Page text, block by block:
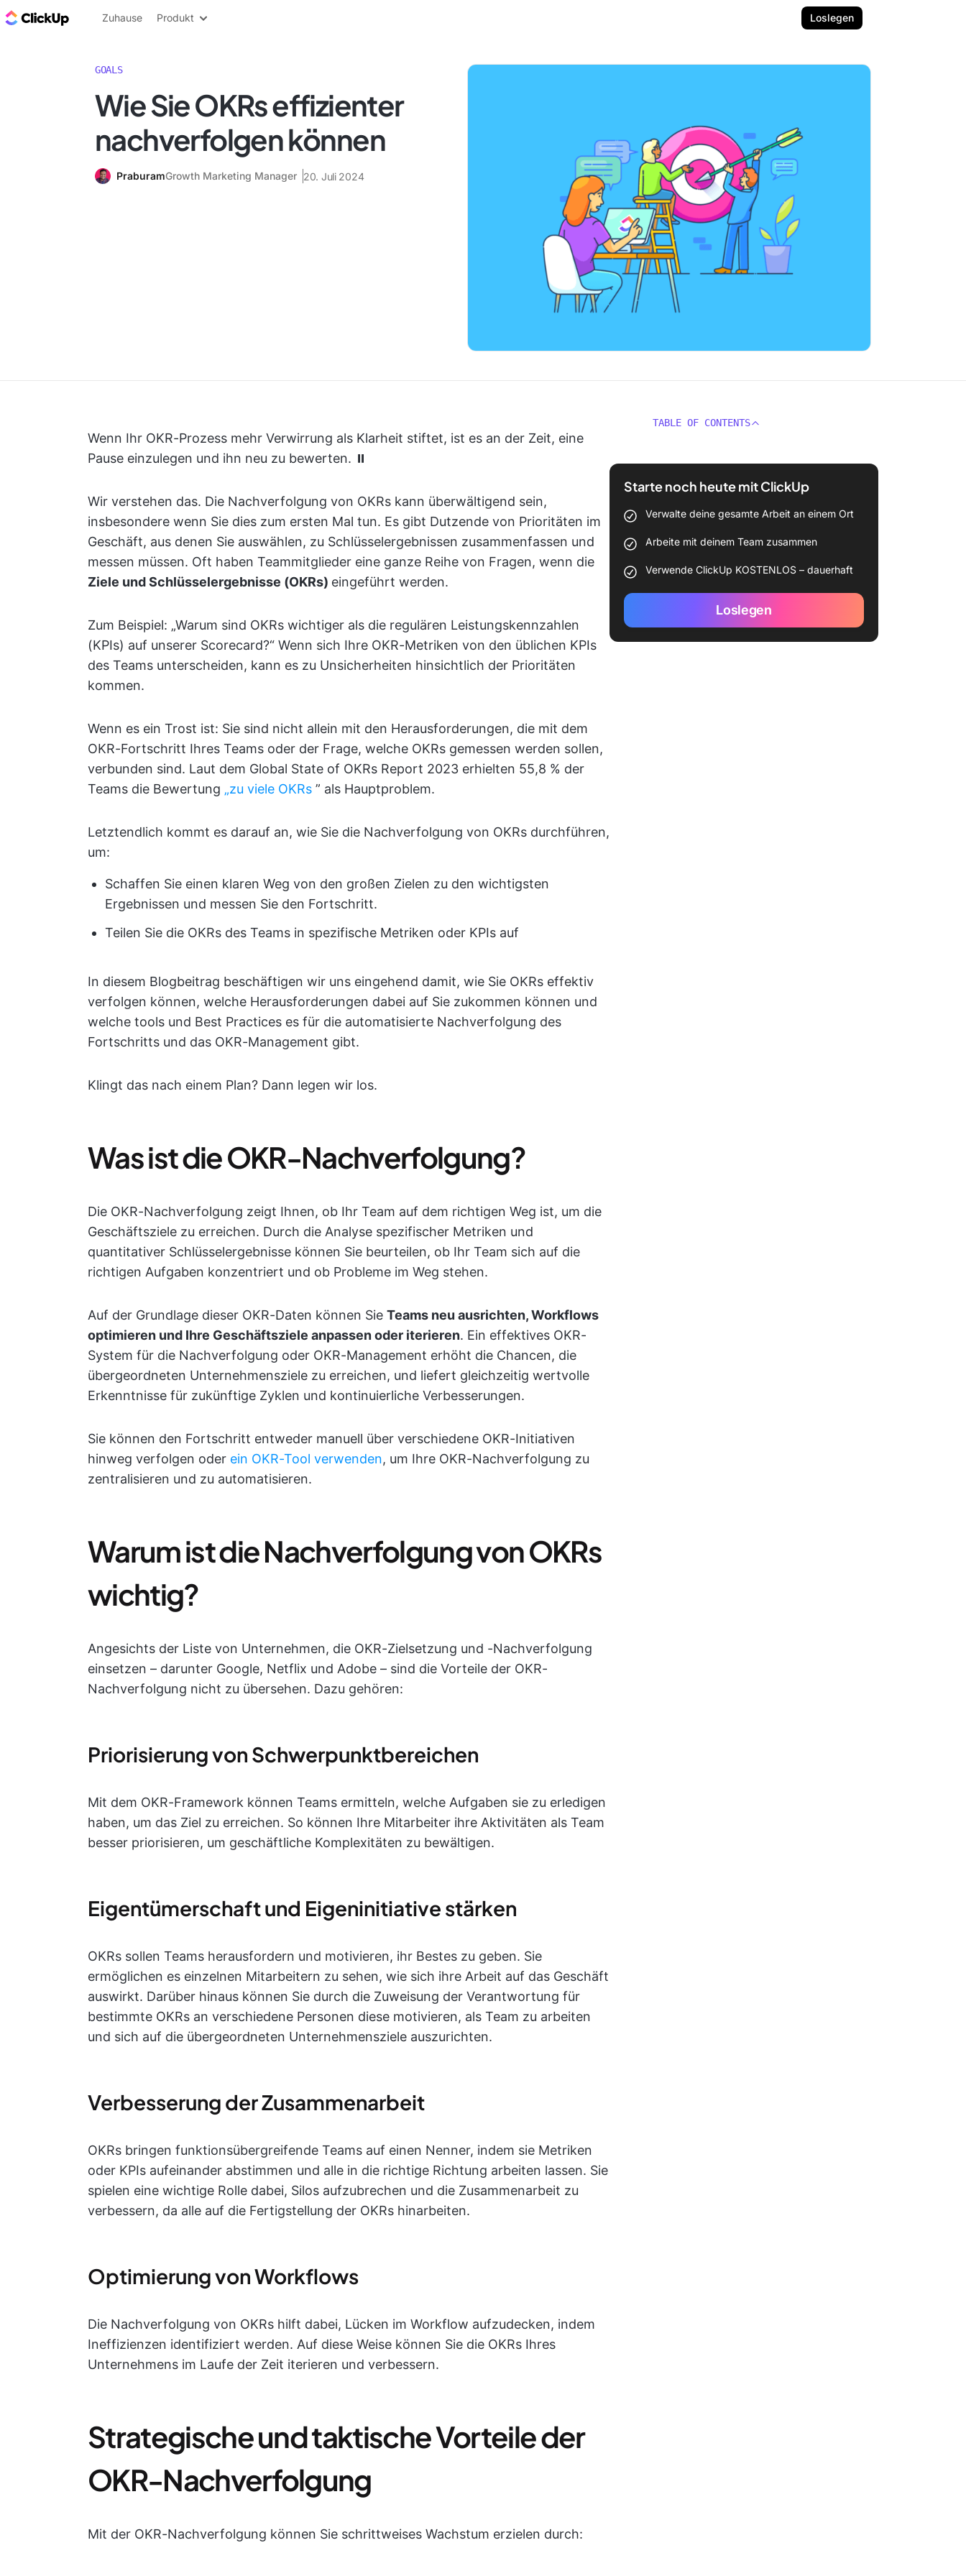
ClickUp Blog
Zuhause Produkt Loslegen
GOALS
Wie Sie OKRs effizienter
nachverfolgen können
PraburamGrowth Marketing Manager 20. Juli 2024
Wenn Ihr OKR-Prozess mehr Verwirrung als Klarheit stiftet, ist es an der Zeit, eine
Pause einzulegen und ihn neu zu bewerten. ⏸️
Wir verstehen das. Die Nachverfolgung von OKRs kann überwältigend sein,
insbesondere wenn Sie dies zum ersten Mal tun. Es gibt Dutzende von Prioritäten im
Geschäft, aus denen Sie auswählen, zu Schlüsselergebnissen zusammenfassen und
messen müssen. Oft haben Teammitglieder eine ganze Reihe von Fragen, wenn die
Ziele und Schlüsselergebnisse (OKRs) eingeführt werden.
Zum Beispiel: „Warum sind OKRs wichtiger als die regulären Leistungskennzahlen
(KPIs) auf unserer Scorecard?“ Wenn sich Ihre OKR-Metriken von den üblichen KPIs
des Teams unterscheiden, kann es zu Unsicherheiten hinsichtlich der Prioritäten
kommen.
Wenn es ein Trost ist: Sie sind nicht allein mit den Herausforderungen, die mit dem
OKR-Fortschritt Ihres Teams oder der Frage, welche OKRs gemessen werden sollen,
verbunden sind. Laut dem Global State of OKRs Report 2023 erhielten 55,8 % der
Teams die Bewertung „zu viele OKRs ” als Hauptproblem.
Letztendlich kommt es darauf an, wie Sie die Nachverfolgung von OKRs durchführen,
um:
Schaffen Sie einen klaren Weg von den großen Zielen zu den wichtigsten
Ergebnissen und messen Sie den Fortschritt.
Teilen Sie die OKRs des Teams in spezifische Metriken oder KPIs auf
In diesem Blogbeitrag beschäftigen wir uns eingehend damit, wie Sie OKRs effektiv
verfolgen können, welche Herausforderungen dabei auf Sie zukommen können und
welche tools und Best Practices es für die automatisierte Nachverfolgung des
Fortschritts und das OKR-Management gibt.
Klingt das nach einem Plan? Dann legen wir los.
Was ist die OKR-Nachverfolgung?
Die OKR-Nachverfolgung zeigt Ihnen, ob Ihr Team auf dem richtigen Weg ist, um die
Geschäftsziele zu erreichen. Durch die Analyse spezifischer Metriken und
quantitativer Schlüsselergebnisse können Sie beurteilen, ob Ihr Team sich auf die
richtigen Aufgaben konzentriert und ob Probleme im Weg stehen.
Auf der Grundlage dieser OKR-Daten können Sie Teams neu ausrichten, Workflows
optimieren und Ihre Geschäftsziele anpassen oder iterieren. Ein effektives OKR-
System für die Nachverfolgung oder OKR-Management erhöht die Chancen, die
übergeordneten Unternehmensziele zu erreichen, und liefert gleichzeitig wertvolle
Erkenntnisse für zukünftige Zyklen und kontinuierliche Verbesserungen.
Sie können den Fortschritt entweder manuell über verschiedene OKR-Initiativen
hinweg verfolgen oder ein OKR-Tool verwenden, um Ihre OKR-Nachverfolgung zu
zentralisieren und zu automatisieren.
Warum ist die Nachverfolgung von OKRs
wichtig?
Angesichts der Liste von Unternehmen, die OKR-Zielsetzung und -Nachverfolgung
einsetzen – darunter Google, Netflix und Adobe – sind die Vorteile der OKR-
Nachverfolgung nicht zu übersehen. Dazu gehören:
Priorisierung von Schwerpunktbereichen
Mit dem OKR-Framework können Teams ermitteln, welche Aufgaben sie zu erledigen
haben, um das Ziel zu erreichen. So können Ihre Mitarbeiter ihre Aktivitäten als Team
besser priorisieren, um geschäftliche Komplexitäten zu bewältigen.
Eigentümerschaft und Eigeninitiative stärken
OKRs sollen Teams herausfordern und motivieren, ihr Bestes zu geben. Sie
ermöglichen es einzelnen Mitarbeitern zu sehen, wie sich ihre Arbeit auf das Geschäft
auswirkt. Darüber hinaus können Sie durch die Zuweisung der Verantwortung für
bestimmte OKRs an verschiedene Personen diese motivieren, als Team zu arbeiten
und sich auf die übergeordneten Unternehmensziele auszurichten.
Verbesserung der Zusammenarbeit
OKRs bringen funktionsübergreifende Teams auf einen Nenner, indem sie Metriken
oder KPIs aufeinander abstimmen und alle in die richtige Richtung arbeiten lassen. Sie
spielen eine wichtige Rolle dabei, Silos aufzubrechen und die Zusammenarbeit zu
verbessern, da alle auf die Fertigstellung der OKRs hinarbeiten.
Optimierung von Workflows
Die Nachverfolgung von OKRs hilft dabei, Lücken im Workflow aufzudecken, indem
Ineffizienzen identifiziert werden. Auf diese Weise können Sie die OKRs Ihres
Unternehmens im Laufe der Zeit iterieren und verbessern.
Strategische und taktische Vorteile der
OKR-Nachverfolgung
Mit der OKR-Nachverfolgung können Sie schrittweises Wachstum erzielen durch:
TABLE OF CONTENTS
Starte noch heute mit ClickUp
Verwalte deine gesamte Arbeit an einem Ort
Arbeite mit deinem Team zusammen
Verwende ClickUp KOSTENLOS – dauerhaft
Loslegen